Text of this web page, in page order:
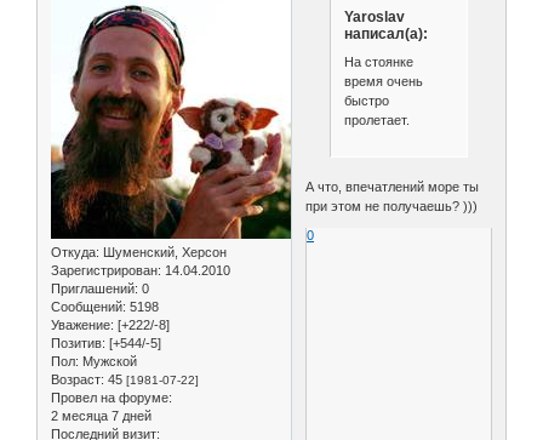
Откуда: Шуменский, Херсон
Зарегистрирован: 14.04.2010
Приглашений: 0
Сообщений: 5198
Уважение: [+222/-8]
Позитив: [+544/-5]
Пол: Мужской
Возраст: 45 [1981-07-22]
Провел на форуме:
2 месяца 7 дней
Последний визит:
Yaroslav
написал(а):
На стоянке
время очень
быстро
пролетает.
А что, впечатлений море ты
при этом не получаешь? )))
0